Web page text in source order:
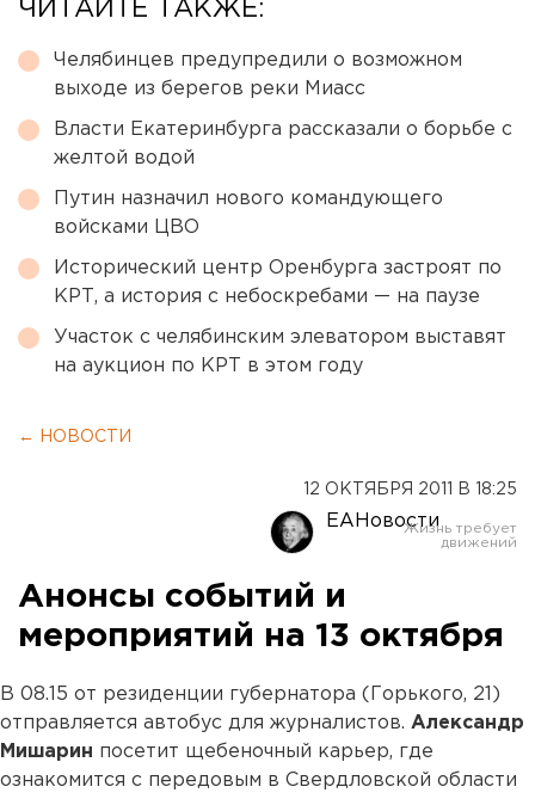
ЧИТАЙТЕ ТАКЖЕ:
Челябинцев предупредили о возможном
выходе из берегов реки Миасс
Власти Екатеринбурга рассказали о борьбе с
желтой водой
Путин назначил нового командующего
войсками ЦВО
Исторический центр Оренбурга застроят по
КРТ, а история с небоскребами — на паузе
Участок с челябинским элеватором выставят
на аукцион по КРТ в этом году
← НОВОСТИ
12 ОКТЯБРЯ 2011 В 18:25
ЕАНовости
Анонсы событий и
мероприятий на 13 октября
В 08.15 от резиденции губернатора (Горького, 21)
отправляется автобус для журналистов. Александр
Мишарин посетит щебеночный карьер, где
ознакомится с передовым в Свердловской области